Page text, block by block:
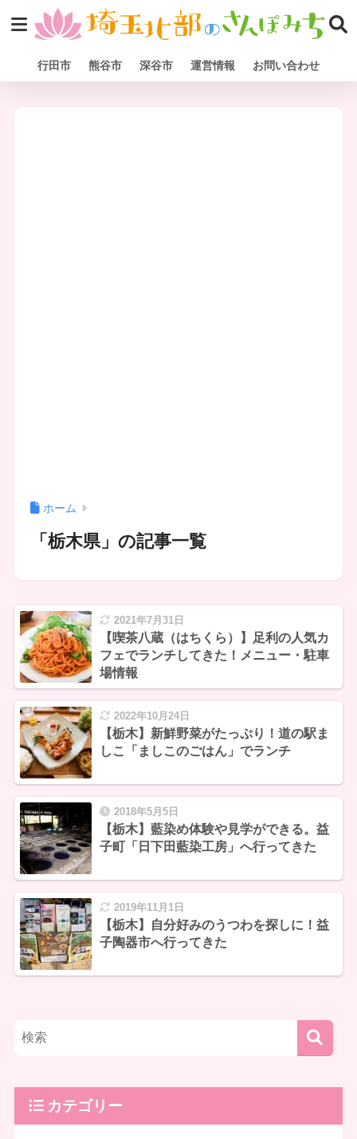
行田市 熊谷市 深谷市 運営情報 お問い合わせ
ホーム
「栃木県」の記事一覧
2021年7月31日
【喫茶八蔵（はちくら）】足利の人気カ
フェでランチしてきた！メニュー・駐車
場情報
2022年10月24日
【栃木】新鮮野菜がたっぷり！道の駅ま
しこ「ましこのごはん」でランチ
2018年5月5日
【栃木】藍染め体験や見学ができる。益
子町「日下田藍染工房」へ行ってきた
2019年11月1日
【栃木】自分好みのうつわを探しに！益
子陶器市へ行ってきた
カテゴリー